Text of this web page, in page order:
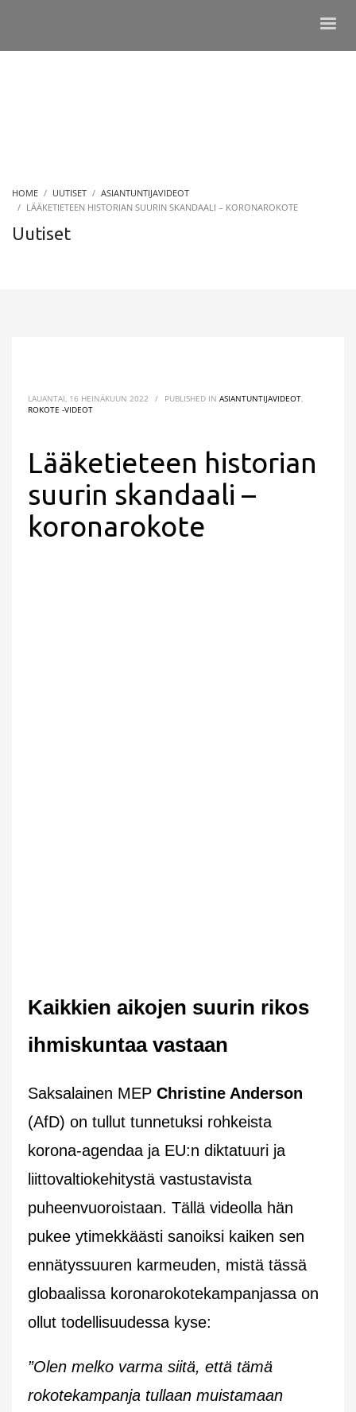
HOME UUTISET
ASIANTUNTIJAVIDEOT
LÄÄKETIETEEN HISTORIAN SUURIN SKANDAALI – KORONAROKOTE
Uutiset
LAUANTAI, 16 HEINÄKUUN 2022 / PUBLISHED IN ASIANTUNTIJAVIDEOT
ROKOTE -VIDEOT
Lääketieteen historian
suurin skandaali –
koronarokote
Kaikkien aikojen suurin rikos
ihmiskuntaa vastaan
Saksalainen MEP Christine Anderson
(AfD) on tullut tunnetuksi rohkeista
korona-agendaa ja EU:n diktatuuri ja
liittovaltiokehitystä vastustavista
puheenvuoroistaan. Tällä videolla hän
pukee ytimekkäästi sanoiksi kaiken sen
ennätyssuuren karmeuden, mistä tässä
globaalissa koronarokotekampanjassa on
ollut todellisuudessa kyse:
”Olen melko varma siitä, että tämä
rokotekampanja tullaan muistamaan